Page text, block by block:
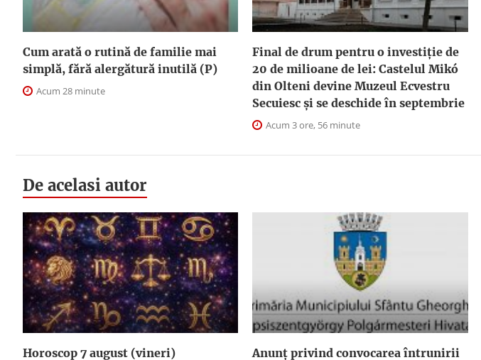
Cum arată o rutină de familie mai
simplă, fără alergătură inutilă (P)
Acum 28 minute
Final de drum pentru o investiție de
20 de milioane de lei: Castelul Mikó
din Olteni devine Muzeul Ecvestru
Secuiesc și se deschide în septembrie
Acum 3 ore, 56 minute
De acelasi autor
Horoscop 7 august (vineri)
Anunţ privind convocarea întrunirii